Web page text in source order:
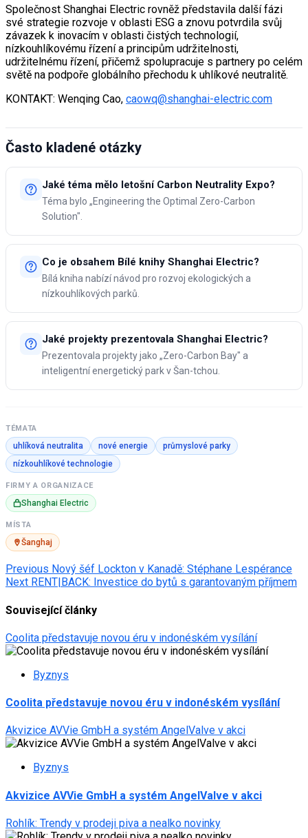
Společnost Shanghai Electric rovněž představila další fázi
své strategie rozvoje v oblasti ESG a znovu potvrdila svůj
závazek k inovacím v oblasti čistých technologií,
nízkouhlíkovému řízení a principům udržitelnosti,
udržitelnému řízení, přičemž spolupracuje s partnery po celém
světě na podpoře globálního přechodu k uhlíkové neutralitě.
KONTAKT: Wenqing Cao, caowq@shanghai-electric.com
Často kladené otázky
Jaké téma mělo letošní Carbon Neutrality Expo?
Téma bylo „Engineering the Optimal Zero-Carbon
Solution".
Co je obsahem Bílé knihy Shanghai Electric?
Bílá kniha nabízí návod pro rozvoj ekologických a
nízkouhlíkových parků.
Jaké projekty prezentovala Shanghai Electric?
Prezentovala projekty jako „Zero-Carbon Bay" a
inteligentní energetický park v Šan-tchou.
TÉMATA
uhlíková neutralita nové energie
průmyslové parky
nízkouhlíkové technologie
FIRMY A ORGANIZACE
Shanghai Electric
MÍSTA
Šanghaj
Post
navigation
Previous Nový šéf Lockton v Kanadě: Stéphane Lespérance
Next RENT|BACK: Investice do bytů s garantovaným příjmem
Související články
Coolita představuje novou éru v indonéském vysílání
Byznys
Coolita představuje novou éru v indonéském vysílání
Akvizice AVVie GmbH a systém AngelValve v akci
Byznys
Akvizice AVVie GmbH a systém AngelValve v akci
Rohlík: Trendy v prodeji piva a nealko novinky